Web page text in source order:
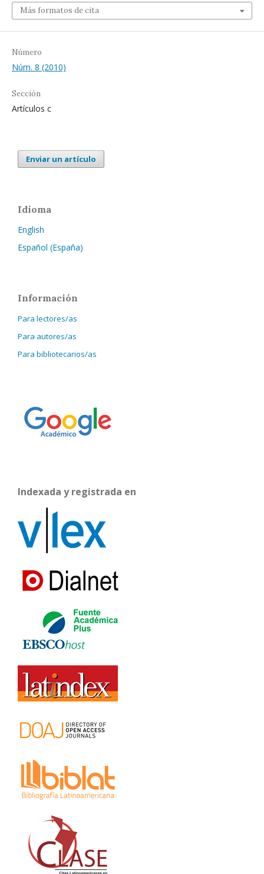
Más formatos de cita
Número
Núm. 8 (2010)
Sección
Artículos c
Enviar un artículo
Idioma
English
Español (España)
Información
Para lectores/as
Para autores/as
Para bibliotecarios/as
Indexada y registrada en